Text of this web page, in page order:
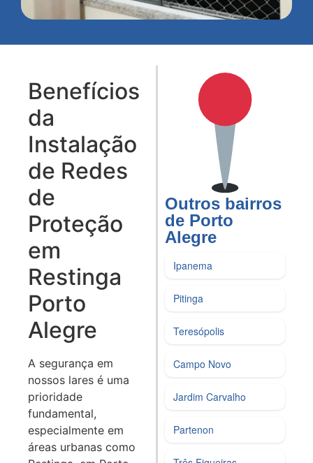
Benefícios
da
Instalação
de Redes
de
Proteção
em
Restinga
Porto
Alegre
A segurança em
nossos lares é uma
prioridade
fundamental,
especialmente em
áreas urbanas como
Outros bairros
de Porto
Alegre
Ipanema
Pitinga
Teresópolis
Campo Novo
Jardim Carvalho
Partenon